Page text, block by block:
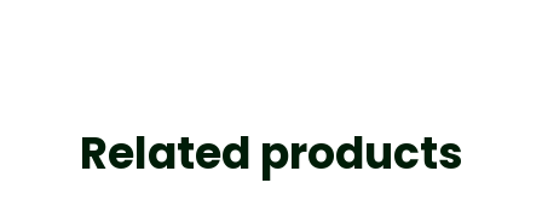
Related products